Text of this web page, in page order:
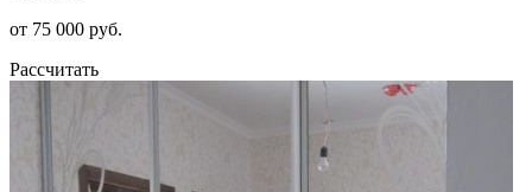
от 75 000 руб.
Рассчитать